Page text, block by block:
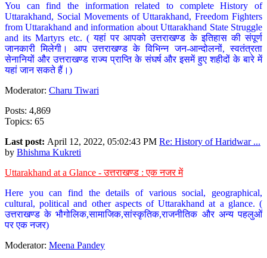
You can find the information related to complete History of
Uttarakhand, Social Movements of Uttarakhand, Freedom Fighters
from Uttarakhand and information about Uttarakhand State Struggle
and its Martyrs etc. ( यहां पर आपको उत्तराखण्ड के इतिहास की संपूर्ण
जानकारी मिलेगी। आप उत्तराखण्ड के विभिन्न जन-आन्दोलनों, स्वतंत्रता
सेनानियों और उत्तराखण्ड राज्य प्राप्ति के संघर्ष और इसमें हुए शहीदों के बारे में
यहां जान सकते हैं।)
Moderator: Charu Tiwari
Posts: 4,869
Topics: 65
Last post: April 12, 2022, 05:02:43 PM Re: History of Haridwar ...
by Bhishma Kukreti
Uttarakhand at a Glance - उत्तराखण्ड : एक नजर में
Here you can find the details of various social, geographical,
cultural, political and other aspects of Uttarakhand at a glance. (
उत्तराखण्ड के भौगोलिक,सामाजिक,सांस्कृतिक,राजनीतिक और अन्य पहलुओं
पर एक नजर)
Moderator: Meena Pandey